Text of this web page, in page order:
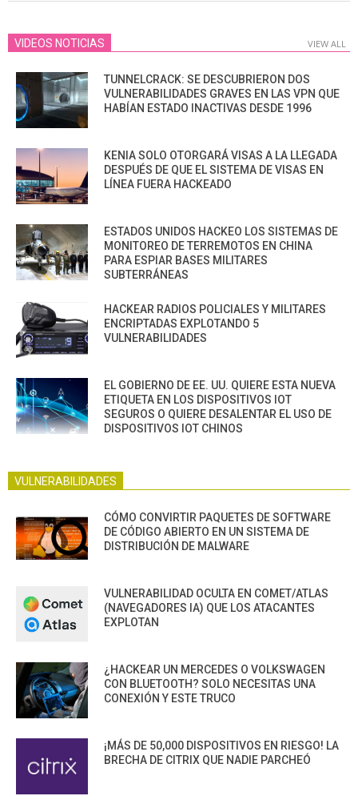
VIDEOS NOTICIAS VIEW ALL
TUNNELCRACK: SE DESCUBRIERON DOS
VULNERABILIDADES GRAVES EN LAS VPN QUE
HABÍAN ESTADO INACTIVAS DESDE 1996
KENIA SOLO OTORGARÁ VISAS A LA LLEGADA
DESPUÉS DE QUE EL SISTEMA DE VISAS EN
LÍNEA FUERA HACKEADO
ESTADOS UNIDOS HACKEO LOS SISTEMAS DE
MONITOREO DE TERREMOTOS EN CHINA
PARA ESPIAR BASES MILITARES
SUBTERRÁNEAS
HACKEAR RADIOS POLICIALES Y MILITARES
ENCRIPTADAS EXPLOTANDO 5
VULNERABILIDADES
EL GOBIERNO DE EE. UU. QUIERE ESTA NUEVA
ETIQUETA EN LOS DISPOSITIVOS IOT
SEGUROS O QUIERE DESALENTAR EL USO DE
DISPOSITIVOS IOT CHINOS
VULNERABILIDADES
CÓMO CONVIRTIR PAQUETES DE SOFTWARE
DE CÓDIGO ABIERTO EN UN SISTEMA DE
DISTRIBUCIÓN DE MALWARE
VULNERABILIDAD OCULTA EN COMET/ATLAS
(NAVEGADORES IA) QUE LOS ATACANTES
EXPLOTAN
¿HACKEAR UN MERCEDES O VOLKSWAGEN
CON BLUETOOTH? SOLO NECESITAS UNA
CONEXIÓN Y ESTE TRUCO
¡MÁS DE 50,000 DISPOSITIVOS EN RIESGO! LA
BRECHA DE CITRIX QUE NADIE PARCHEÓ